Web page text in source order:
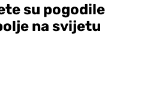
su pogodile
na svijetu